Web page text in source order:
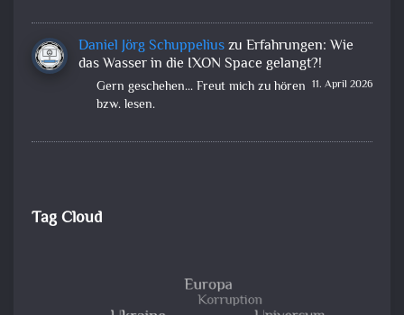
Daniel Jörg Schuppeliuszu Erfahrungen: Wie
das Wasser in die IXON Space gelangt?!
11. April 2026
Gern geschehen... Freut mich zu hören
bzw. lesen.
Tag Cloud